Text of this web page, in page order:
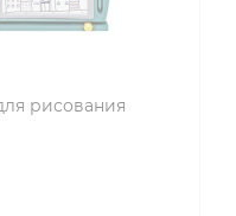
рисования